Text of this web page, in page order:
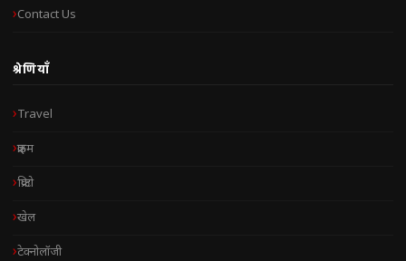
Contact Us
श्रेणियाँ
Travel
क्राइम
क्रिप्टो
खेल
टेक्नोलॉजी